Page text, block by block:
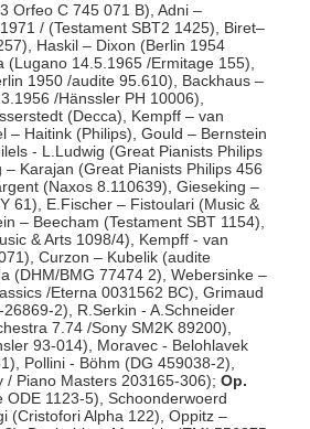
Orfeo C 745 071 B), Adni –
/ (Testament SBT2 1425), Biret–
Haskil – Dixon (Berlin 1954
(Lugano 14.5.1965 /Ermitage 155),
1950 /audite 95.610), Backhaus –
/Hänssler PH 10006),
(Decca), Kempff – van
– Haitink (Philips), Gould – Bernstein
- L.Ludwig (Great Pianists Philips
Karajan (Great Pianists Philips 456
(Naxos 8.110639), Gieseking –
61), E.Fischer – Fistoulari (Music &
– Beecham (Testament SBT 1154),
& Arts 1098/4), Kempff - van
Curzon – Kubelik (audite
(DHM/BMG 77474 2), Webersinke –
/Eterna 0031562 BC), Grimaud
2), R.Serkin - A.Schneider
7.74 /Sony SM2K 89200),
93-014), Moravec - Belohlavek
Pollini - Böhm (DG 459038-2),
/ Piano Masters 203165-306); Op.
ODE 1123-5), Schoonderwoerd
(Cristofori Alpha 122), Oppitz –